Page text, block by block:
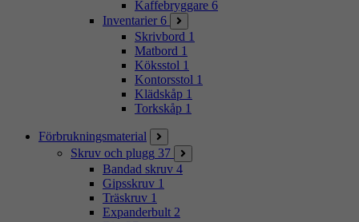
Kaffebryggare 6
Inventarier 6
Skrivbord 1
Matbord 1
Köksstol 1
Kontorsstol 1
Klädskåp 1
Torkskåp 1
Förbrukningsmaterial
Skruv och plugg 37
Bandad skruv 4
Gipsskruv 1
Träskruv 1
Expanderbult 2